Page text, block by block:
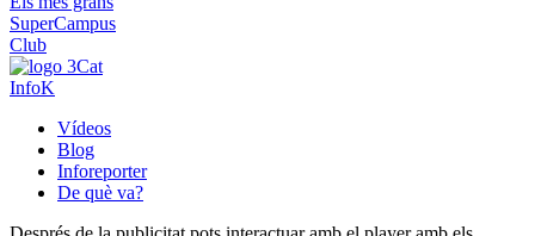
SuperCampus
Club
InfoK
Vídeos
Blog
Inforeporter
De què va?